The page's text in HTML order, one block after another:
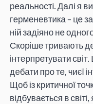
реальності. Далі я
герменевтика – це
ній задіяно не
Скоріше тривають
інтерпретувати
дебати про те, чиєї
Щоб із критичної
відбувається в